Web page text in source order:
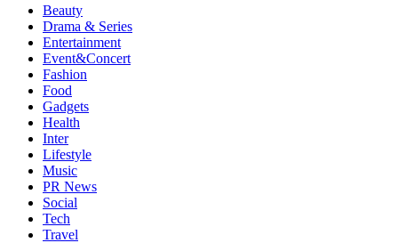
Beauty
Drama & Series
Entertainment
Event&Concert
Fashion
Food
Gadgets
Health
Inter
Lifestyle
Music
PR News
Social
Tech
Travel